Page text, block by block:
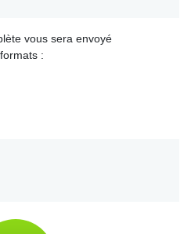
vous sera envoyé
: